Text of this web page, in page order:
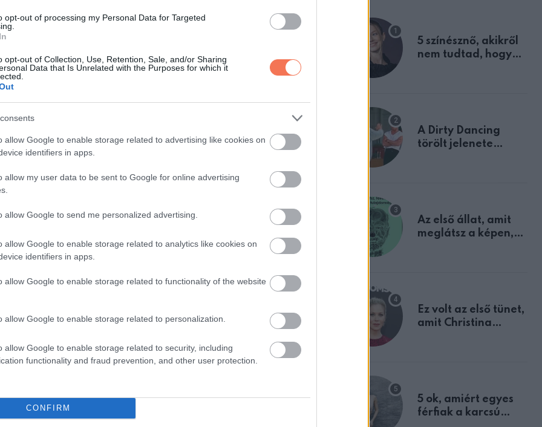
opt-out of processing my Personal Data for Targeted
opt-out of Collection, Use, Retention, Sale, and/or Sharing
Data that Is Unrelated with the Purposes for which it
allow Google to enable storage related to advertising like cookies on
identifiers in apps.
allow my user data to be sent to Google for online advertising
allow Google to send me personalized advertising.
allow Google to enable storage related to analytics like cookies on
identifiers in apps.
allow Google to enable storage related to functionality of the website
allow Google to enable storage related to personalization.
allow Google to enable storage related to security, including
functionality and fraud prevention, and other user protection.
CONFIRM
J. és D. D., elütötték a kislányt szolgálati autójukkal, majd a holttestét a
vitték.
és a rendőrség különleges egységei nagy erőkkel keresték őt​
a helyi közbiztonsági problémákra.
az elkövetőket a törvény teljes szigorával vonják felelősségre​
5 színésznő, akikről
nem tudtad, hogy
A Dirty Dancing
törölt jelenete
Az első állat, amit
meglátsz a képen,
Ez volt az első tünet,
amit Christina
5 ok, amiért egyes
férfiak a karcsú